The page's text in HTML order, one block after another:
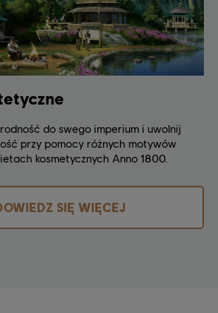
do swego imperium i uwolnij
przy pomocy różnych motywów
kosmetycznych Anno 1800.
SIĘ WIĘCEJ